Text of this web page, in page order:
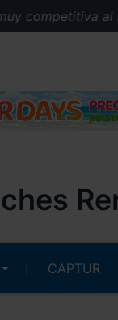
competitiva al